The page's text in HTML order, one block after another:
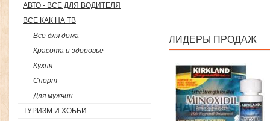
АВТО - ВСЕ ДЛЯ ВОДИТЕЛЯ
ВСЕ КАК НА ТВ
- Все для дома
- Красота и здоровье
- Кухня
- Спорт
- Для мужчин
ТУРИЗМ И ХОББИ
ЛИДЕРЫ ПРОДАЖ